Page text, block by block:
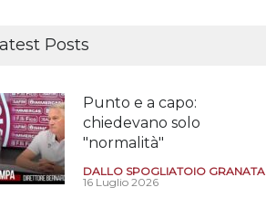
Posts
Punto e a capo:
chiedevano solo
"normalità"
DALLO SPOGLIATOIO GRANATA
16 Luglio 2026